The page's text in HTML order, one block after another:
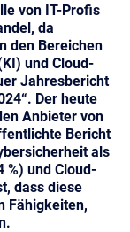
von IT-Profis
da
den Bereichen
und Cloud-
Jahresbericht
Der heute
Anbieter von
Bericht
als
%) und Cloud-
dass diese
Fähigkeiten,